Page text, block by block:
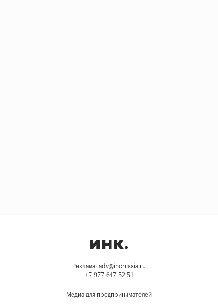
Реклама: adv@incrussia.ru
+7 977 647 52 51
Медиа для предпринимателей